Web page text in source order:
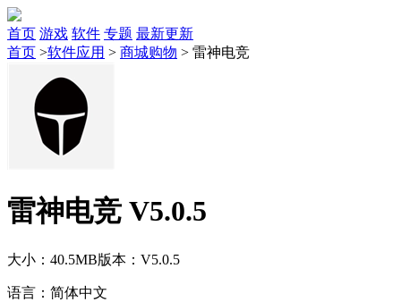
首页 游戏 软件 专题 最新更新
首页 >软件应用 > 商城购物 > 雷神电竞
雷神电竞 V5.0.5
大小：40.5MB版本：V5.0.5
语言：简体中文